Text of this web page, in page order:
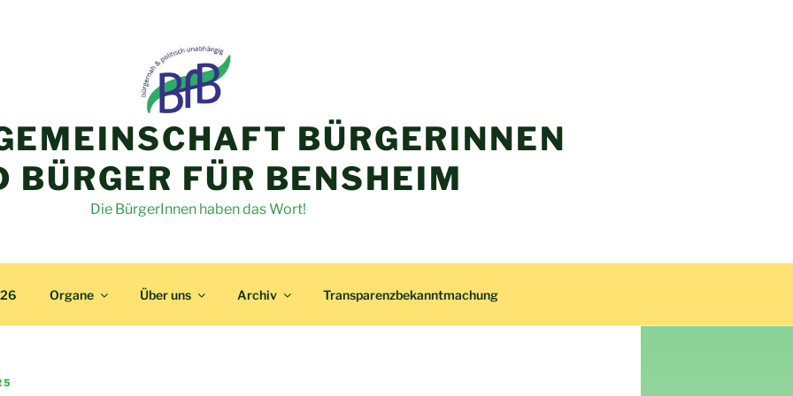
BÜRGERINNEN
BÜRGER FÜR BENSHEIM
Die BürgerInnen haben das Wort!
Organe Über uns Archiv Transparenzbekanntmachung